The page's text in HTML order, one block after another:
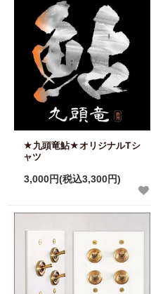
★九頭竜鮎★オリジナルTシ
ャツ
3,000円(税込3,300円)